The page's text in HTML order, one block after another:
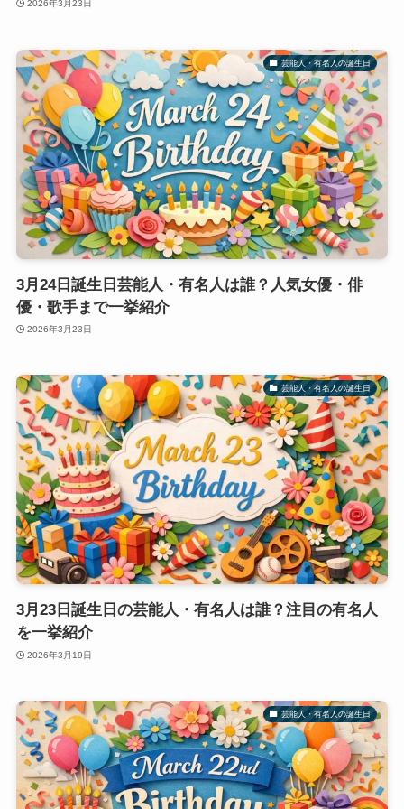
2026年3月23日
芸能人・有名人の誕生日
3月24日誕生日芸能人・有名人は誰？人気女優・俳
優・歌手まで一挙紹介
2026年3月23日
芸能人・有名人の誕生日
3月23日誕生日の芸能人・有名人は誰？注目の有名人
を一挙紹介
2026年3月19日
芸能人・有名人の誕生日